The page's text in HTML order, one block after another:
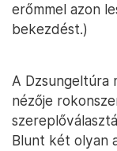
erőmmel azon
bekezdést.)
A Dzsungeltúra
nézője
Blunt két olyan